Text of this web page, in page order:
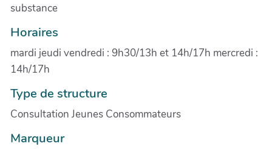
substance
Horaires
mardi jeudi vendredi : 9h30/13h et 14h/17h mercredi :
14h/17h
Type de structure
Consultation Jeunes Consommateurs
Marqueur